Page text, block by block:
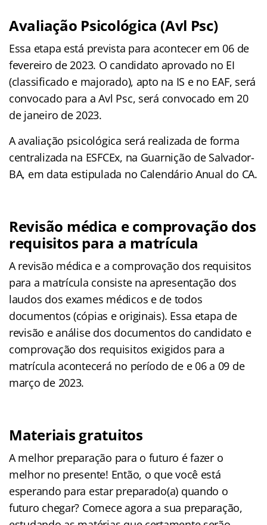
Avaliação Psicológica (Avl Psc)
Essa etapa está prevista para acontecer em 06 de
fevereiro de 2023. O candidato aprovado no EI
(classificado e majorado), apto na IS e no EAF, será
convocado para a Avl Psc, será convocado em 20
de janeiro de 2023.
A avaliação psicológica será realizada de forma
centralizada na ESFCEx, na Guarnição de Salvador-
BA, em data estipulada no Calendário Anual do CA.
Revisão médica e comprovação dos
requisitos para a matrícula
A revisão médica e a comprovação dos requisitos
para a matrícula consiste na apresentação dos
laudos dos exames médicos e de todos
documentos (cópias e originais). Essa etapa de
revisão e análise dos documentos do candidato e
comprovação dos requisitos exigidos para a
matrícula acontecerá no período de e 06 a 09 de
março de 2023.
Materiais gratuitos
A melhor preparação para o futuro é fazer o
melhor no presente! Então, o que você está
esperando para estar preparado(a) quando o
futuro chegar? Comece agora a sua preparação,